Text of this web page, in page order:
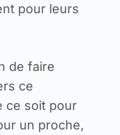
pour leurs
de faire
ce
ce soit pour
un proche,